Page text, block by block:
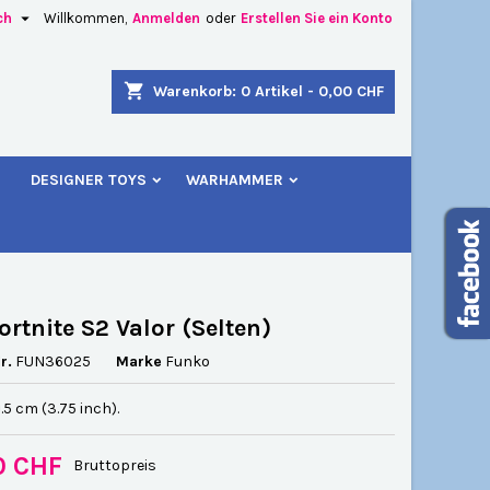
Willkommen, Anmelden oder Erstellen Sie ein Konto

shopping_cart Warenkorb: 0 Artikel - 0,00 CHF
DESIGNER TOYS WARHAMMER
S2 Valor (Selten)
FUN36025 Marke Funko
cm (3.75 inch).
CHF Bruttopreis